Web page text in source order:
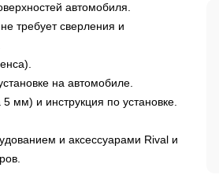
автомобиля.
требует сверления и
на автомобиле.
мм) и инструкция по установке.
и аксессуарами Rival и